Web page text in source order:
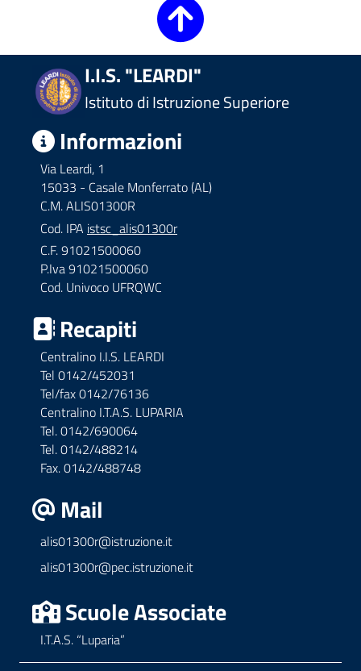
I.I.S. "LEARDI"
Istituto di Istruzione Superiore
Informazioni
Via Leardi, 1
15033 - Casale Monferrato (AL)
C.M. ALIS01300R
Cod. IPA istsc_alis01300r
C.F. 91021500060
P.Iva 91021500060
Cod. Univoco UFRQWC
Recapiti
Centralino I.I.S. LEARDI
Tel 0142/452031
Tel/fax 0142/76136
Centralino I.T.A.S. LUPARIA
Tel. 0142/690064
Tel. 0142/488214
Fax. 0142/488748
Mail
alis01300r@istruzione.it
alis01300r@pec.istruzione.it
Scuole Associate
I.T.A.S. “Luparia”